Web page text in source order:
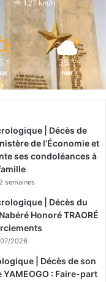
1.27 km/h
℃ 35 ℃
mer
| Décès de
de l’Économie et
ses condoléances à
semaines
| Décès du
Honoré TRAORÉ
2026
| Décès de son
: Faire-part